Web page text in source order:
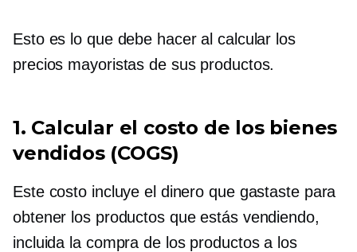
Esto es lo que debe hacer al calcular los
precios mayoristas de sus productos.
1. Calcular el costo de los bienes
vendidos (COGS)
Este costo incluye el dinero que gastaste para
obtener los productos que estás vendiendo,
incluida la compra de los productos a los